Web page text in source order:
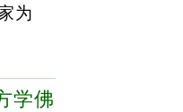
为
学佛